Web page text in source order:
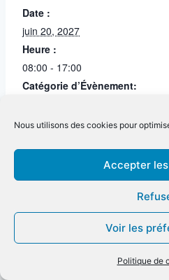
Nous utilisons des cookies pour
Accepter
Voir les
Politique de
Date :
juin 20, 2027
Heure :
08:00 - 17:00
Catégorie d’Évènement: